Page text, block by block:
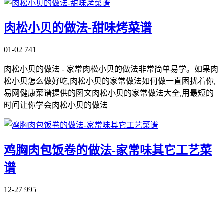
肉松小贝的做法-甜味烤菜谱
01-02 741
肉松小贝的做法 - 家常肉松小贝的做法非常简单易学。如果肉
松小贝怎么做好吃,肉松小贝的家常做法如何做一直困扰着你,
易网健康菜谱提供的图文肉松小贝的家常做法大全,用最短的
时间让你学会肉松小贝的做法
鸡胸肉包饭卷的做法-家常味其它工艺菜
谱
12-27 995